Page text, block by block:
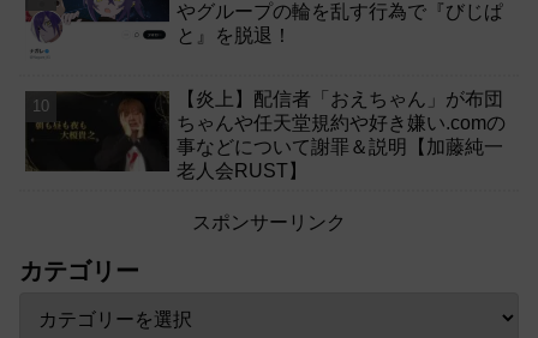
やグループの輪を乱す行為で『びじぱ
と』を脱退！
【炎上】配信者「おえちゃん」が布団
ちゃんや任天堂規約や好き嫌い.comの
事などについて謝罪＆説明【加藤純一
老人会RUST】
スポンサーリンク
カテゴリー